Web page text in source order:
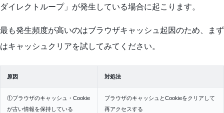
ダイレクトループ」が発生している場合に起こります。
最も発生頻度が高いのはブラウザキャッシュ起因のため、まず
はキャッシュクリアを試してみてください。
原因 対処法
①ブラウザのキャッシュ・Cookie
が古い情報を保持している
ブラウザのキャッシュとCookieをクリアして
再アクセスする